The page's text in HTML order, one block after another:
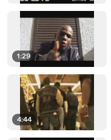
1:29
4:44